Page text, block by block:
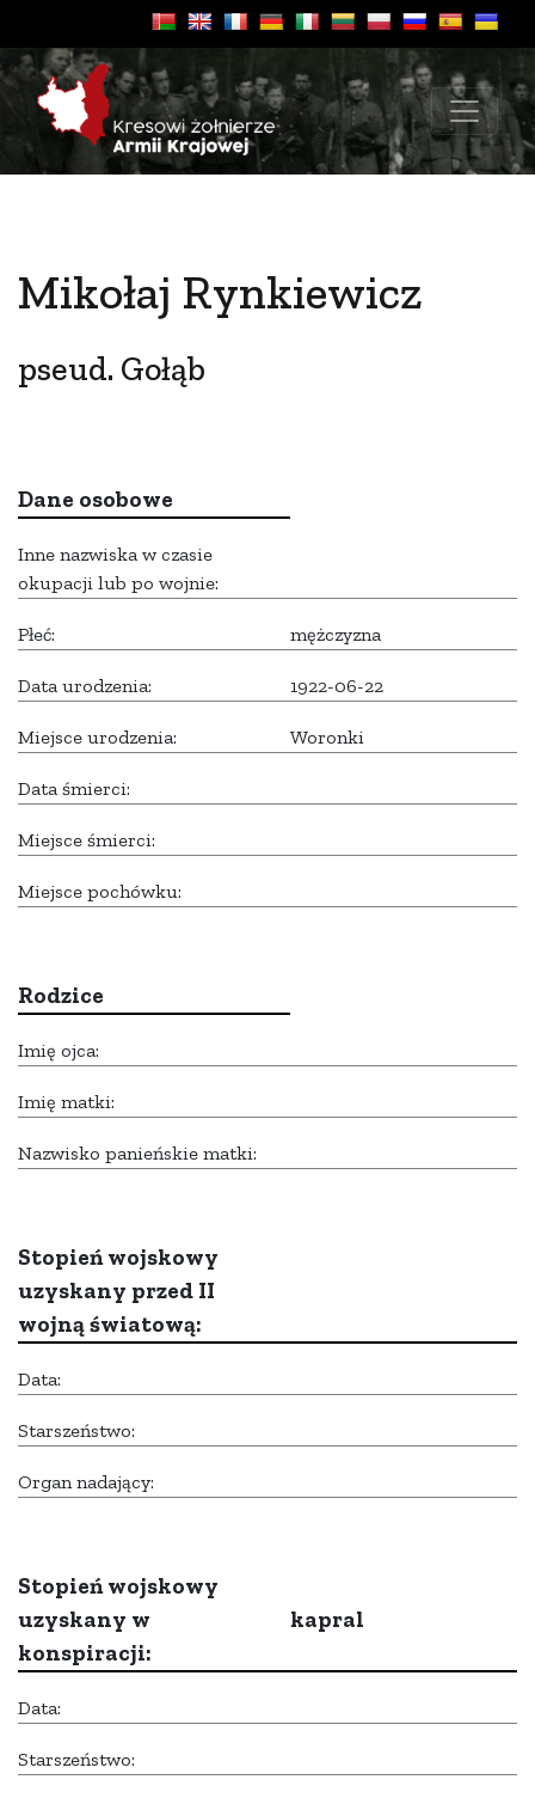
Mikołaj Rynkiewicz
pseud. Gołąb
Dane osobowe
Inne nazwiska w czasie
okupacji lub po wojnie:
Płeć: mężczyzna
Data urodzenia: 1922-06-22
Miejsce urodzenia: Woronki
Data śmierci:
Miejsce śmierci:
Miejsce pochówku:
Rodzice
Imię ojca:
Imię matki:
Nazwisko panieńskie matki:
Stopień wojskowy
uzyskany przed II
wojną światową:
Data:
Starszeństwo:
Organ nadający:
Stopień wojskowy
uzyskany w
konspiracji:
kapral
Data:
Starszeństwo: